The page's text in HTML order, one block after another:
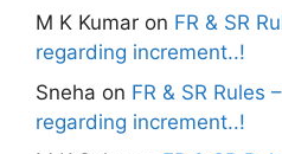
M K Kumar on FR & SR
regarding increment..!
Sneha on FR & SR Rules
regarding increment..!